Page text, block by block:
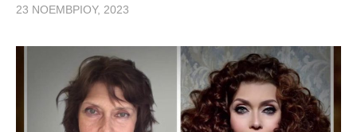
23 ΝΟΕΜΒΡΊΟΥ, 2023